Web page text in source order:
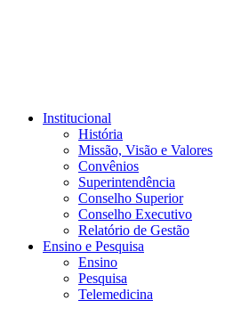
Institucional
História
Missão, Visão e Valores
Convênios
Superintendência
Conselho Superior
Conselho Executivo
Relatório de Gestão
Ensino e Pesquisa
Ensino
Pesquisa
Telemedicina